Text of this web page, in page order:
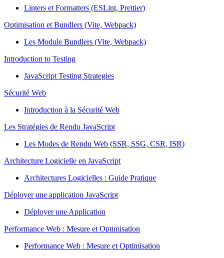
Linters et Formatters (ESLint, Prettier)
Optimisation et Bundlers (Vite, Webpack)
Les Module Bundlers (Vite, Webpack)
Introduction to Testing
JavaScript Testing Strategies
Sécurité Web
Introduction à la Sécurité Web
Les Stratégies de Rendu JavaScript
Les Modes de Rendu Web (SSR, SSG, CSR, ISR)
Architecture Logicielle en JavaScript
Architectures Logicielles : Guide Pratique
Déployer une application JavaScript
Déployer une Application
Performance Web : Mesure et Optimisation
Performance Web : Mesure et Optimisation